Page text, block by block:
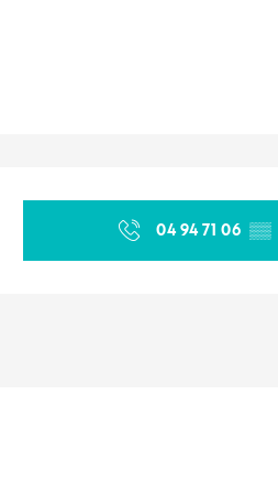
Orari e contatti
04 94 71 06 ▒▒